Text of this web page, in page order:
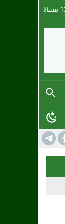
المنتخب المغربي: